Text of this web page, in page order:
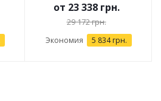
от 23 338 грн.
29 172 грн.
Экономия 5 834 грн.